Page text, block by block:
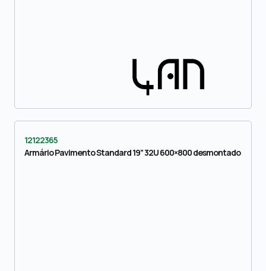
12122365
Armário Pavimento Standard 19” 32U 600×800 desmontado